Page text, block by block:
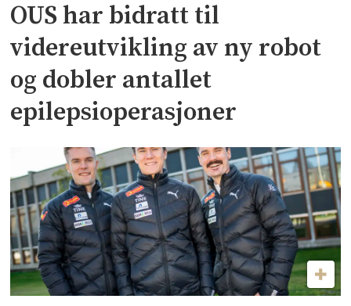
OUS har bidratt til
videreutvikling av ny robot
og dobler antallet
epilepsioperasjoner